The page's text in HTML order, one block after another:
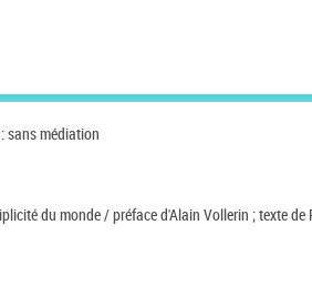
sans médiation
du monde / préface d'Alain Vollerin ; texte